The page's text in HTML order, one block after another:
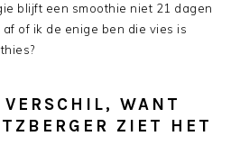
blijft een smoothie niet 21 dagen
of ik de enige ben die vies is
WANT
ZIET HET